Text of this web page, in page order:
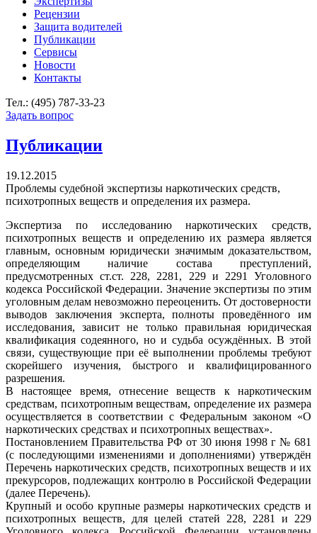
Рецензии
Защита водителей
Публикации
Сервисы
Новости
Контакты
Тел.: (495) 787-33-23
Задать вопрос
Публикации
19.12.2015
Проблемы судебной экспертизы наркотических средств,
психотропных веществ и определения их размера.
Экспертиза по исследованию наркотических средств,
психотропных веществ и определению их размера является
главным, основным юридически значимым доказательством,
определяющим наличие состава преступлений,
предусмотренных ст.ст. 228, 2281, 229 и 2291 Уголовного
кодекса Российской Федерации. Значение экспертизы по этим
уголовным делам невозможно переоценить. От достоверности
выводов заключения эксперта, полноты проведённого им
исследования, зависит не только правильная юридическая
квалификация содеянного, но и судьба осуждённых. В этой
связи, существующие при её выполнении проблемы требуют
скорейшего изучения, быстрого и квалифицированного
разрешения.
В настоящее время, отнесение веществ к наркотическим
средствам, психотропным веществам, определение их размера
осуществляется в соответствии с Федеральным законом «О
наркотических средствах и психотропных веществах».
Постановлением Правительства РФ от 30 июня 1998 г № 681
(с последующими изменениями и дополнениями) утверждён
Перечень наркотических средств, психотропных веществ и их
прекурсоров, подлежащих контролю в Российской Федерации
(далее Перечень).
Крупный и особо крупные размеры наркотических средств и
психотропных веществ, для целей статей 228, 2281 и 229